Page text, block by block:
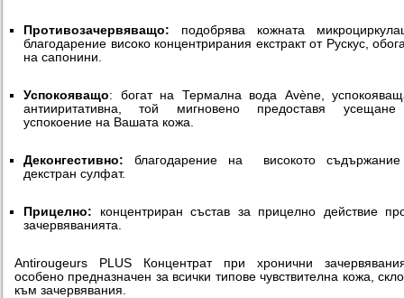
Противозачервяващо: подобрява кожната
благодарение високо концентрирания екстракт от Рускус,
на сапонини.
Успокояващо: богат на Термална вода Avène,
антииритативна, той мигновено предоставя
успокоение на Вашата кожа.
Деконгестивно: благодарение на високото
декстран сулфат.
Прицелно: концентриран състав за прицелно действие
зачервяванията.
Antirougeurs PLUS Концентрат при хронични
особено предназначен за всички типове чувствителна кожа,
към зачервявания.